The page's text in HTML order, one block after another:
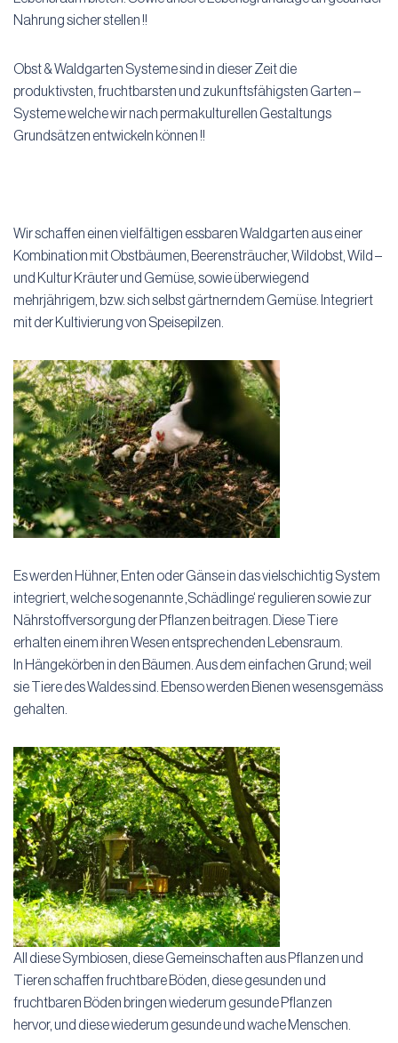
Nahrung sicher stellen !!
Obst & Waldgarten Systeme sind in dieser Zeit die
produktivsten, fruchtbarsten und zukunftsfähigsten Garten –
Systeme welche wir nach permakulturellen Gestaltungs
Grundsätzen entwickeln können !!
Wir schaffen einen vielfältigen essbaren Waldgarten aus einer
Kombination mit Obstbäumen, Beerensträucher, Wildobst, Wild –
und Kultur Kräuter und Gemüse, sowie überwiegend
mehrjährigem, bzw. sich selbst gärtnerndem Gemüse. Integriert
mit der Kultivierung von Speisepilzen.
Es werden Hühner, Enten oder Gänse in das vielschichtig System
integriert, welche sogenannte ‚Schädlinge‘ regulieren sowie zur
Nährstoffversorgung der Pflanzen beitragen. Diese Tiere
erhalten einem ihren Wesen entsprechenden Lebensraum.
In Hängekörben in den Bäumen. Aus dem einfachen Grund; weil
sie Tiere des Waldes sind. Ebenso werden Bienen wesensgemäss
gehalten.
All diese Symbiosen, diese Gemeinschaften aus Pflanzen und
Tieren schaffen fruchtbare Böden, diese gesunden und
fruchtbaren Böden bringen wiederum gesunde Pflanzen
hervor, und diese wiederum gesunde und wache Menschen.